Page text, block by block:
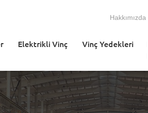
Hakkımızda
Elektrikli Vinç Vinç Yedekleri